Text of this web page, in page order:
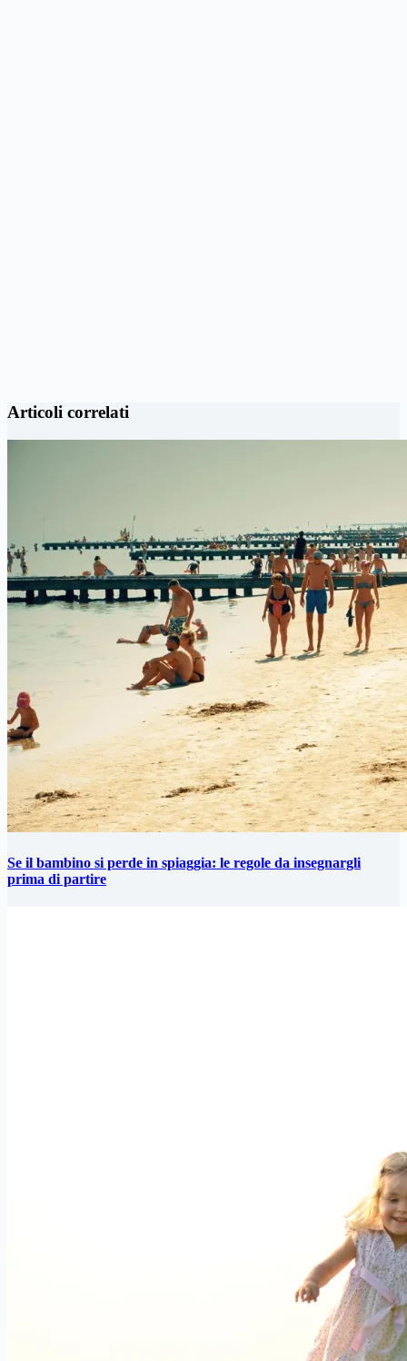
Articoli correlati
Se il bambino si perde in spiaggia: le regole da insegnargli
prima di partire